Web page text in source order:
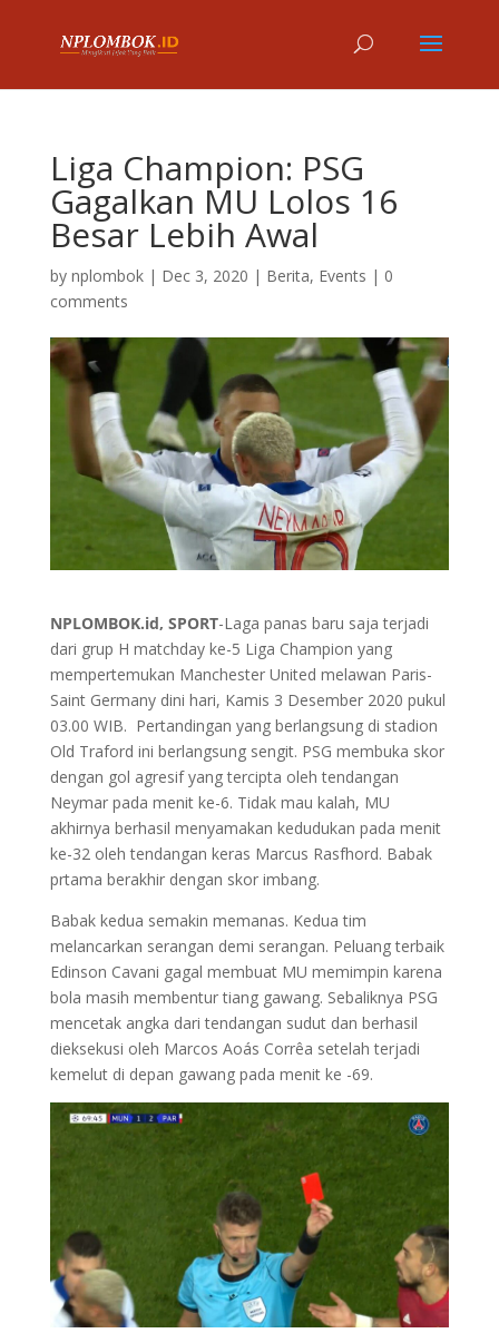
Liga Champion: PSG
Gagalkan MU Lolos 16
Besar Lebih Awal
by nplombok| Dec 3, 2020 | Berita, Events | 0
comments
NPLOMBOK.id, SPORT-Laga panas baru saja terjadi
dari grup H matchday ke-5 Liga Champion yang
mempertemukan Manchester United melawan Paris-
Saint Germany dini hari, Kamis 3 Desember 2020 pukul
03.00 WIB. Pertandingan yang berlangsung di stadion
Old Traford ini berlangsung sengit. PSG membuka skor
dengan gol agresif yang tercipta oleh tendangan
Neymar pada menit ke-6. Tidak mau kalah, MU
akhirnya berhasil menyamakan kedudukan pada menit
ke-32 oleh tendangan keras Marcus Rasfhord. Babak
prtama berakhir dengan skor imbang.
Babak kedua semakin memanas. Kedua tim
melancarkan serangan demi serangan. Peluang terbaik
Edinson Cavani gagal membuat MU memimpin karena
bola masih membentur tiang gawang. Sebaliknya PSG
mencetak angka dari tendangan sudut dan berhasil
dieksekusi oleh Marcos Aoás Corrêa setelah terjadi
kemelut di depan gawang pada menit ke -69.